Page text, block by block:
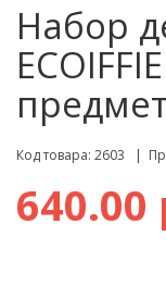
Набор
Код товара: 2603 |
640.00